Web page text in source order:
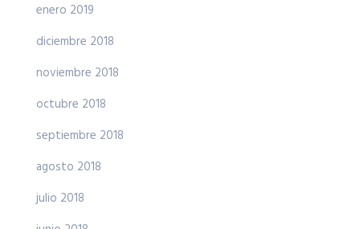
enero 2019
diciembre 2018
noviembre 2018
octubre 2018
septiembre 2018
agosto 2018
julio 2018